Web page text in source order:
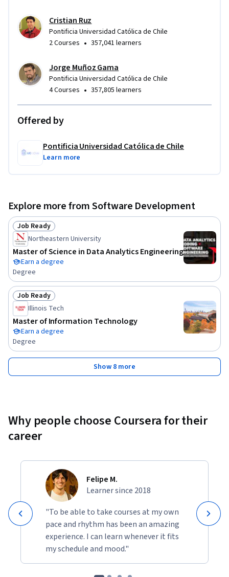
Cristian Ruz
Pontificia Universidad Católica de Chile
2 Courses • 357,041 learners
Jorge Muñoz Gama
Pontificia Universidad Católica de Chile
4 Courses • 357,805 learners
Offered by
Pontificia Universidad Católica de Chile
Learn more
Explore more from Software Development
Status: Job Ready
Job Ready
Northeastern University
Master of Science in Data Analytics Engineering
Earn a degree
Degree
Status: Job Ready
Job Ready
Illinois Tech
Master of Information Technology
Earn a degree
Degree
Show 8 more
Why people choose Coursera for their
career
Felipe M.
Learner since 2018
"To be able to take courses at my own
pace and rhythm has been an amazing
experience. I can learn whenever it fits
my schedule and mood."